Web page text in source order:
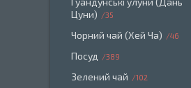
Цуни)
35
Чорний чай (Хей Ча) 46
Посуд 389
Зелений чай 102